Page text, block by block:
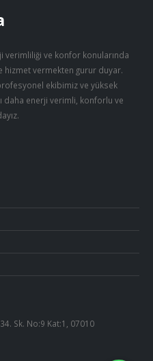
verimliliği ve konfor konularında
vermekten gurur duyar.
ekibimiz ve yüksek
daha enerji verimli, konforlu ve
Sk. No:9 Kat:1, 07010